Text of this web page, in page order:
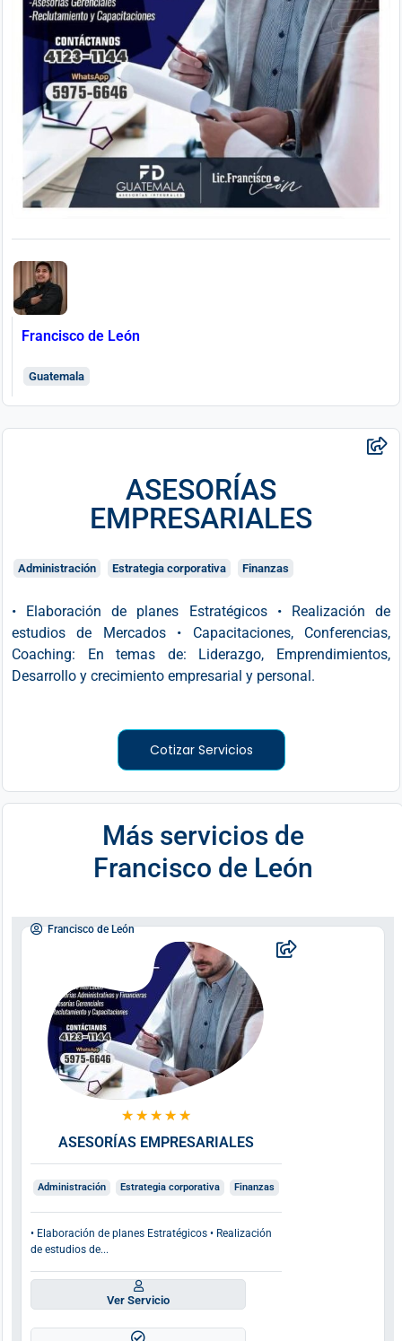
Francisco de León
Guatemala
ASESORÍAS
EMPRESARIALES
Administración Estrategia corporativa Finanzas
• Elaboración de planes Estratégicos • Realización de
estudios de Mercados • Capacitaciones, Conferencias,
Coaching: En temas de: Liderazgo, Emprendimientos,
Desarrollo y crecimiento empresarial y personal.
Cotizar Servicios
Más servicios de
Francisco de León
Francisco de León
★ ★ ★ ★ ★
ASESORÍAS EMPRESARIALES
Administración Estrategia corporativa Finanzas
• Elaboración de planes Estratégicos • Realización
de estudios de...
Ver Servicio